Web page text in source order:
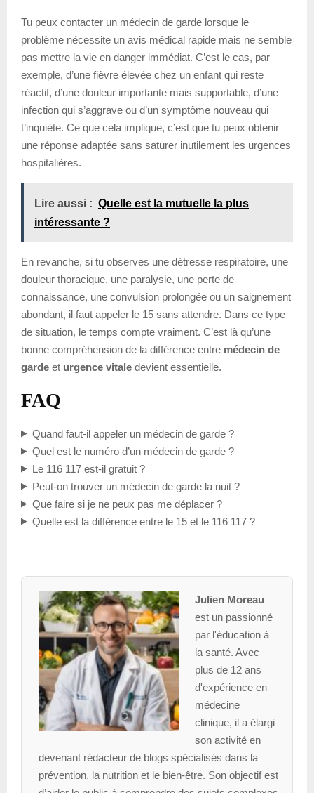
Tu peux contacter un médecin de garde lorsque le
problème nécessite un avis médical rapide mais ne semble
pas mettre la vie en danger immédiat. C’est le cas, par
exemple, d’une fièvre élevée chez un enfant qui reste
réactif, d’une douleur importante mais supportable, d’une
infection qui s’aggrave ou d’un symptôme nouveau qui
t’inquiète. Ce que cela implique, c’est que tu peux obtenir
une réponse adaptée sans saturer inutilement les urgences
hospitalières.
Lire aussi : Quelle est la mutuelle la plus
intéressante ?
En revanche, si tu observes une détresse respiratoire, une
douleur thoracique, une paralysie, une perte de
connaissance, une convulsion prolongée ou un saignement
abondant, il faut appeler le 15 sans attendre. Dans ce type
de situation, le temps compte vraiment. C’est là qu’une
bonne compréhension de la différence entre médecin de
garde et urgence vitale devient essentielle.
FAQ
Quand faut-il appeler un médecin de garde ?
Quel est le numéro d’un médecin de garde ?
Le 116 117 est-il gratuit ?
Peut-on trouver un médecin de garde la nuit ?
Que faire si je ne peux pas me déplacer ?
Quelle est la différence entre le 15 et le 116 117 ?
Julien Moreau
est un passionné
par l'éducation à
la santé. Avec
plus de 12 ans
d'expérience en
médecine
clinique, il a élargi
son activité en
devenant rédacteur de blogs spécialisés dans la
prévention, la nutrition et le bien-être. Son objectif est